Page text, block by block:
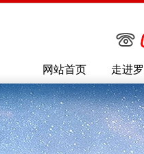
网站首页 走进